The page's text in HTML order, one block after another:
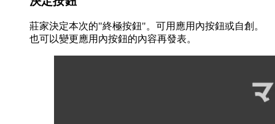
莊家決定本次的"終極按鈕"。可用應用內按鈕或自創。
也可以變更應用內按鈕的內容再發表。